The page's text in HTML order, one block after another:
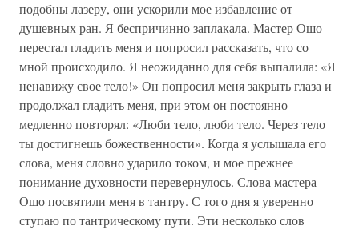
подобны лазеру, они ускорили мое избавление от
душевных ран. Я беспричинно заплакала. Мастер Ошо
перестал гладить меня и попросил рассказать, что со
мной происходило. Я неожиданно для себя выпалила: «Я
ненавижу свое тело!» Он попросил меня закрыть глаза и
продолжал гладить меня, при этом он постоянно
медленно повторял: «Люби тело, люби тело. Через тело
ты достигнешь божественности». Когда я услышала его
слова, меня словно ударило током, и мое прежнее
понимание духовности перевернулось. Слова мастера
Ошо посвятили меня в тантру. С того дня я уверенно
ступаю по тантрическому пути. Эти несколько слов